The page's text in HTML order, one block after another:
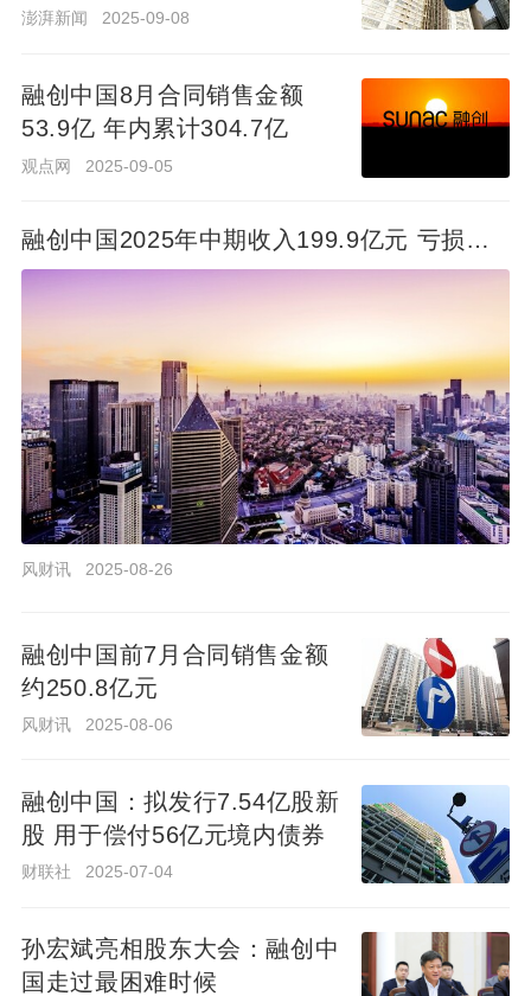
招商蛇口、华润、中粮、五矿地产、中建、金茂和
方式为有中高风险的11家企业提供流动性支持。
这11家企业分别是绿地控股、融创中国、世茂集
团、中梁控股、荣盛发展、奥园、阳光城、融信中
国、佳兆业，广州富力、江苏中南建设。
14806
事件回应 2022-01-10 18:09:00
融信和中梁回应称，没有接收到包括电话在内的任
融创拟分拆滑雪场业务 或于明年港股上市
小道消息，融创中国(01918.HK)拟分拆室内滑雪场
业务，最快明年在香港挂牌上市。但分拆上市的方
案仍属初步阶段，最终计划有可能会改变。
2350 18
消息称融创普陀区石泉社区项目预售价不足
消息称，融创位于普陀的石泉社区项目想卖14万/
㎡，区里面给批了12万 /㎡，但最后，市房管局只
给了不足10万/㎡的预售价。
1199 12
消息称在南京融创或将与银城联合操盘浦口
G53地块
2021-07-05 13:50:38
G53地块，地块内含的3个分区居住用地（地上）
未来将分开操盘、共用一个售楼处，其中部分住宅
澎湃新闻 2025-09-08
融创中国8月合同销售金额
53.9亿 年内累计304.7亿
观点网 2025-09-05
融创中国2025年中期收入199.9亿元 亏损减
少约14.4%
风财讯 2025-08-26
融创中国前7月合同销售金额
约250.8亿元
风财讯 2025-08-06
融创中国：拟发行7.54亿股新
股 用于偿付56亿元境内债券
财联社 2025-07-04
孙宏斌亮相股东大会：融创中
国走过最困难时候